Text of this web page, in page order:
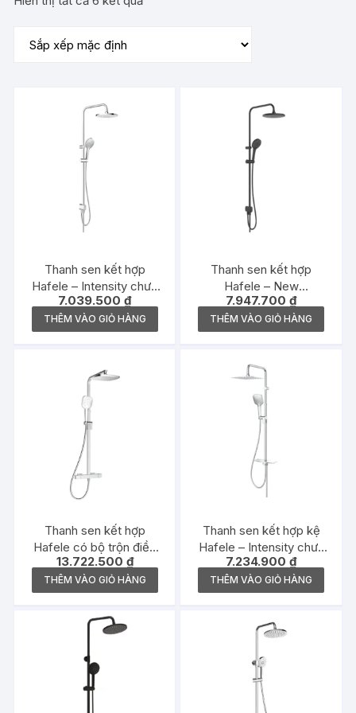
Thanh sen kết hợp
Hafele – Intensity chưa
gồm bộ trộn –
495.60.104
7.039.500₫
THÊM VÀO GIỎ HÀNG
Thanh sen kết hợp
Hafele – New
Mysterious chưa gồm bộ
trộn – 495.60.105
7.947.700₫
THÊM VÀO GIỎ HÀNG
Thanh sen kết hợp
Hafele có bộ trộn điều
nhiệt Intensity –
495.60.102
13.722.500 ₫
THÊM VÀO GIỎ HÀNG
Thanh sen kết hợp kệ
Hafele – Intensity chưa
gồm bộ trộn –
589.23.155
7.234.900₫
THÊM VÀO GIỎ HÀNG